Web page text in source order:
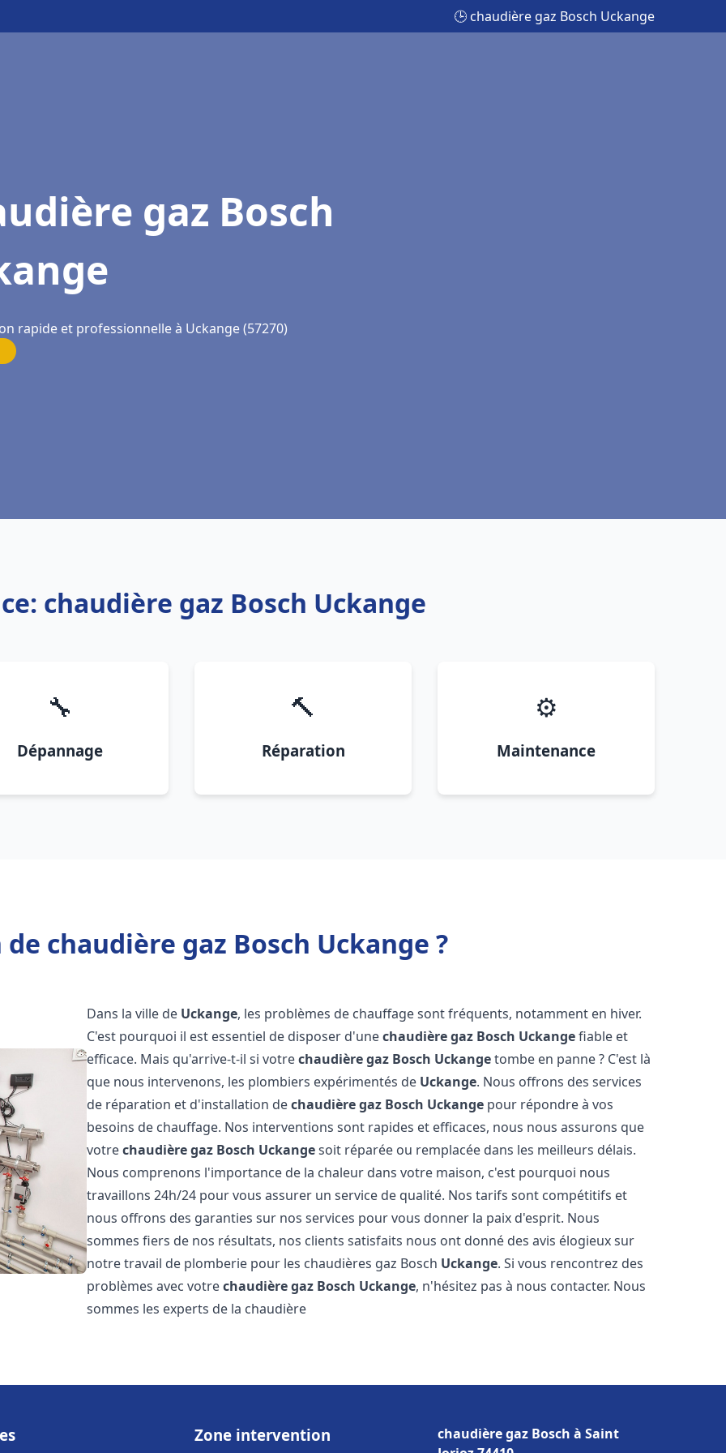
🕒 chaudière gaz Bosch Uckange
gaz Bosch
rapide et professionnelle à Uckange (57270)
chaudière gaz Bosch Uckange
🔧
Dépannage
🔨
Réparation
⚙️
Maintenance
de chaudière gaz Bosch Uckange ?
Dans la ville de Uckange, les problèmes de chauffage sont fréquents, notamment en hiver.
C'est pourquoi il est essentiel de disposer d'unechaudière gaz Bosch Uckangefiable et
efficace. Mais qu'arrive-t-il si votrechaudière gaz Bosch Uckangetombe en panne ? C'est là
que nous intervenons, les plombiers expérimentés de Uckange. Nous offrons des services
de réparation et d'installation dechaudière gaz Bosch Uckange pour répondre à vos
besoins de chauffage. Nos interventions sont rapides et efficaces, nous nous assurons que
votrechaudière gaz Bosch Uckangesoit réparée ou remplacée dans les meilleurs délais.
Nous comprenons l'importance de la chaleur dans votre maison, c'est pourquoi nous
travaillons 24h/24 pour vous assurer un service de qualité. Nos tarifs sont compétitifs et
nous offrons des garanties sur nos services pour vous donner la paix d'esprit. Nous
sommes fiers de nos résultats, nos clients satisfaits nous ont donné des avis élogieux sur
notre travail de plomberie pour les chaudières gaz Bosch Uckange. Si vous rencontrez des
problèmes avec votrechaudière gaz Bosch Uckange, n'hésitez pas à nous contacter. Nous
sommes les experts de la chaudière
Zone intervention
chaudière gaz Bosch à Saint